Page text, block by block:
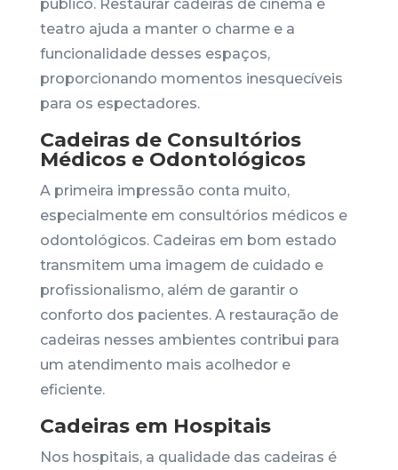
público. Restaurar cadeiras de cinema e
teatro ajuda a manter o charme e a
funcionalidade desses espaços,
proporcionando momentos inesquecíveis
para os espectadores.
Cadeiras de Consultórios
Médicos e Odontológicos
A primeira impressão conta muito,
especialmente em consultórios médicos e
odontológicos. Cadeiras em bom estado
transmitem uma imagem de cuidado e
profissionalismo, além de garantir o
conforto dos pacientes. A restauração de
cadeiras nesses ambientes contribui para
um atendimento mais acolhedor e
eficiente.
Cadeiras em Hospitais
Nos hospitais, a qualidade das cadeiras é